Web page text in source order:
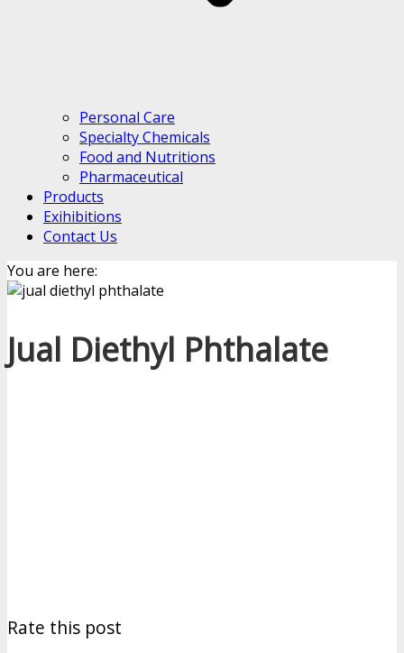
Personal Care
Specialty Chemicals
Food and Nutritions
Pharmaceutical
Products
Exihibitions
Contact Us
You are here:
Jual Diethyl Phthalate
Rate this post